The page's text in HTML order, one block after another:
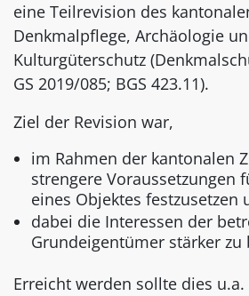
eine Teilrevision des
Denkmalpflege, Archäologie
Kulturgüterschutz
GS 2019/085; BGS 423.11).
Ziel der Revision war,
im Rahmen der kantonalen
strengere Voraussetzungen
eines Objektes festzusetzen
dabei die Interessen der
Grundeigentümer stärker zu
Erreicht werden sollte dies